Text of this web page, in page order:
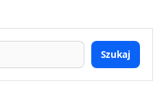
Szukaj